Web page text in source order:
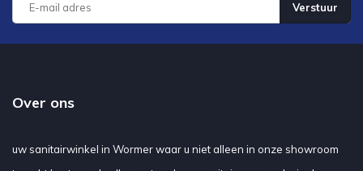
Verstuur
Over ons
uw sanitairwinkel in Wormer waar u niet alleen in onze showroom